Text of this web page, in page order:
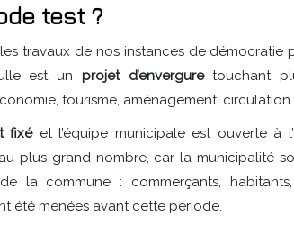
test ?
travaux de nos instances de démocratie
est un projet d’enverguretouchant
tourisme, aménagement, circulation
fixéet l’équipe municipale est ouverte à
plus grand nombre, car la municipalité
la commune : commerçants,
été menées avant cette période.